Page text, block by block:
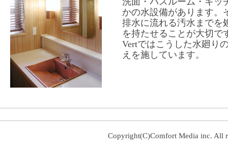
かの水設備があります。
排水に流れる汚水までを
を持たせることが大切で
Vertではこうした水廻り
えを施しています。
Copyright(C)Comfort Media inc. All